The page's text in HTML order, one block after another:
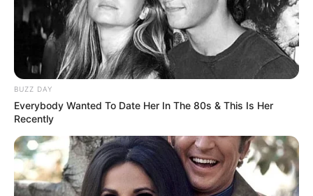
BUZZ DAY
Everybody Wanted To Date Her In The 80s & This Is Her
Recently